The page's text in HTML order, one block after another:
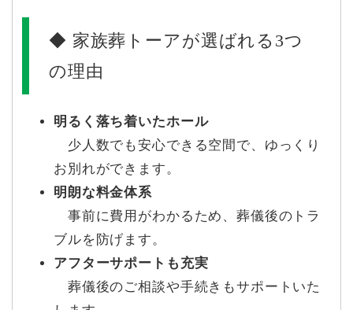
◆ 家族葬トーアが選ばれる3つ
の理由
明るく落ち着いたホール
少人数でも安心できる空間で、ゆっくり
お別れができます。
明朗な料金体系
事前に費用がわかるため、葬儀後のトラ
ブルを防げます。
アフターサポートも充実
葬儀後のご相談や手続きもサポートいた